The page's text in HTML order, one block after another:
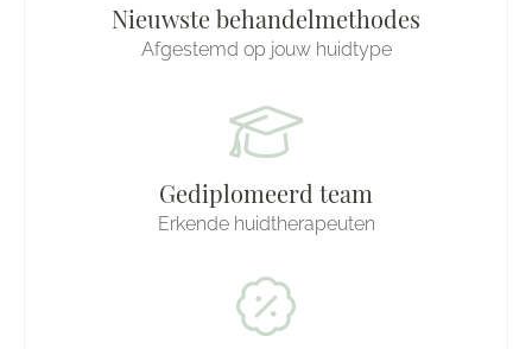
Nieuwste behandelmethodes
Afgestemd op jouw huidtype
Gediplomeerd team
Erkende huidtherapeuten